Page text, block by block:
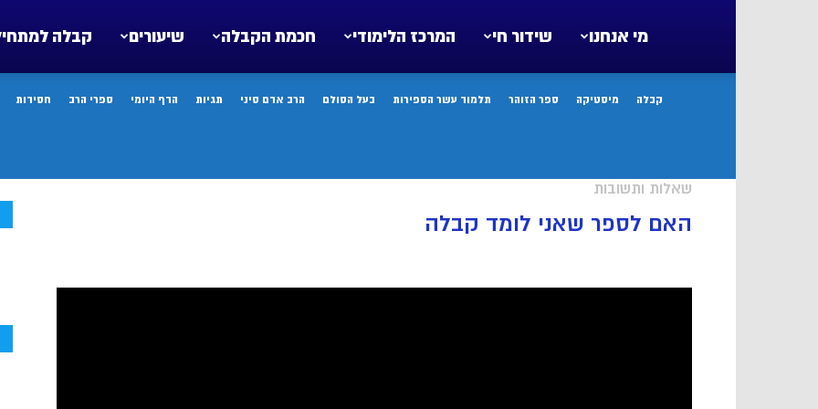
קבלה שיעורים חכמת הקבלה המרכז הלימודי שידור חי מי אנחנו
קבלה מיסטיקה ספר הזוהר תלמוד עשר הספירות בעל הסולם הרב אדם סיני תגיות הדף היומי ספרי הרב חסידות
שאלות ותשובות
האם לספר שאני לומד קבלה